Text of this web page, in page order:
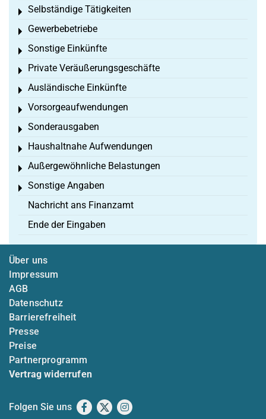
Selbständige Tätigkeiten
Toggle menu
Gewerbebetriebe
Toggle menu
Sonstige Einkünfte
Toggle menu
Private Veräußerungsgeschäfte
Toggle menu
Ausländische Einkünfte
Toggle menu
Vorsorgeaufwendungen
Toggle menu
Sonderausgaben
Toggle menu
Haushaltnahe Aufwendungen
Toggle menu
Außergewöhnliche Belastungen
Toggle menu
Sonstige Angaben
Toggle menu
Nachricht ans Finanzamt
Ende der Eingaben
Über uns
Impressum
AGB
Datenschutz
Barrierefreiheit
Presse
Preise
Partnerprogramm
Vertrag widerrufen
Folgen Sie uns Facebook
X Instagram